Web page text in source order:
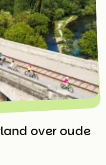
over oude